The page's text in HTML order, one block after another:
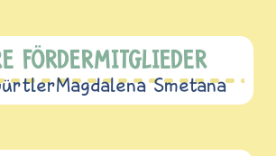
FÖRDERMITGLIEDER
Magdalena Smetana